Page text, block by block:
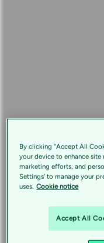
By clicking “Accept All
your device to enhance site
marketing efforts, and
Settings' to manage your
uses. Cookie notice
Accept All